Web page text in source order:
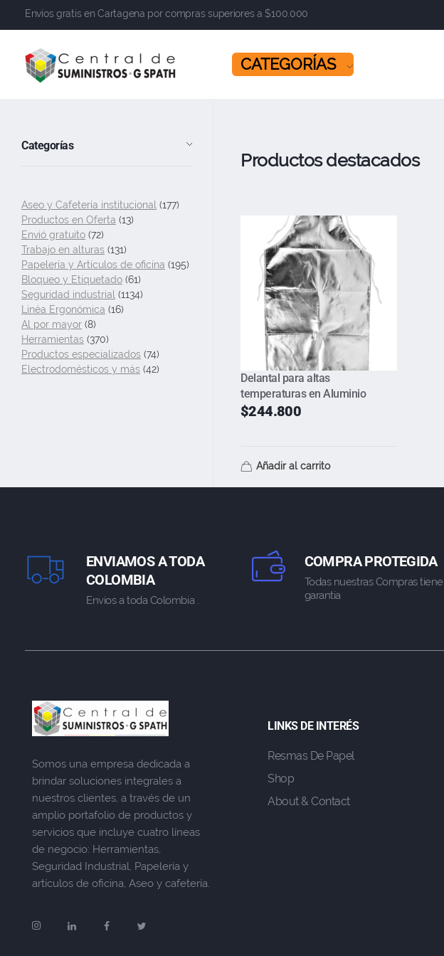
Envíos gratis en Cartagena por compras superiores a $100.000
​​​​​​​ CATEGORÍAS
Productos destacados
Delantal para altas
temperaturas en Aluminio
$244.800
Añadir al carrito
Categorías
Aseo y Cafetería institucional (177)
Productos en Oferta (13)
Envió gratuito (72)
Trabajo en alturas (131)
Papelería y Artículos de oficina (195)
Bloqueo y Etiquetado (61)
Seguridad industrial (1134)
Linéa Ergonómica (16)
Al por mayor (8)
Herramientas (370)
Productos especializados (74)
Electrodomésticos y más (42)
ENVIAMOS A TODA
COLOMBIA
Envios a toda Colombia .
COMPRA PROTEGIDA
Todas nuestras Compras tiene
garantia
Somos una empresa dedicada a
brindar soluciones integrales a
nuestros clientes, a través de un
amplio portafolio de productos y
servicios que incluye cuatro líneas
de negocio: Herramientas,
Seguridad Industrial, Papelería y
artículos de oficina, Aseo y cafetería.
LINKS DE INTERÉS
Resmas De Papel
Shop
About & Contact